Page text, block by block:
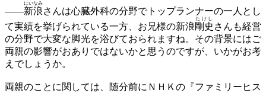
——新浪
にいなみ
さんは心臓外科の分野でトップランナーの一人とし
て実績を挙げられている一方、お兄様の新浪剛史
たけし
さんも経営
の分野で大変な脚光を浴びておられますね。その背景にはご
両親の影響がおありではないかと思うのですが、いかがお考
えでしょうか。
両親のことに関しては、随分前にＮＨＫの『ファミリーヒス